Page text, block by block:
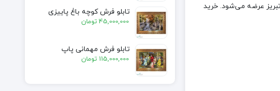
عرضه می‌شود. خرید
تابلو فرش کوچه باغ پاییزی
45,000,000 تومان
تابلو فرش مهمانی پاپ
115,000,000 تومان